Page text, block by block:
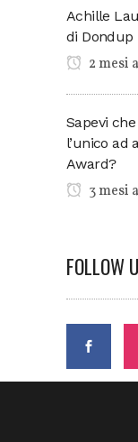
Achille
di Dondup
2 mesi
Sapevi
l’unico ad
Award?
3 mesi
FOLLOW